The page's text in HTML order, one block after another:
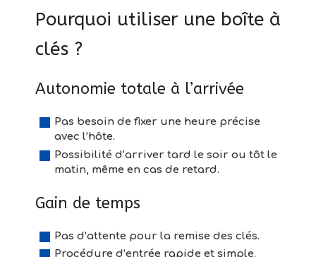
Pourquoi utiliser une boîte à
clés ?
Autonomie totale à l’arrivée
Pas besoin de fixer une heure précise
avec l’hôte.
Possibilité d’arriver tard le soir ou tôt le
matin, même en cas de retard.
Gain de temps
Pas d’attente pour la remise des clés.
Procédure d’entrée rapide et simple.